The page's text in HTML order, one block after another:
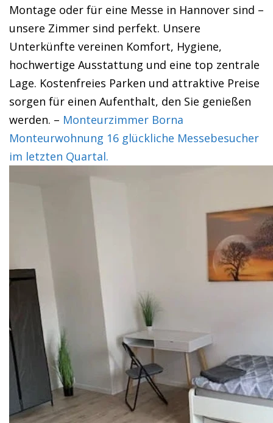
Montage oder für eine Messe in Hannover sind –
unsere Zimmer sind perfekt. Unsere
Unterkünfte vereinen Komfort, Hygiene,
hochwertige Ausstattung und eine top zentrale
Lage. Kostenfreies Parken und attraktive Preise
sorgen für einen Aufenthalt, den Sie genießen
werden. – Monteurzimmer Borna
Monteurwohnung 16 glückliche Messebesucher
im letzten Quartal.